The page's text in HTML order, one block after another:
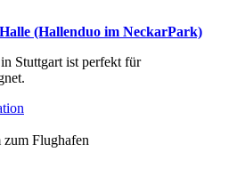
(Hallenduo im NeckarPark)
Stuttgart ist perfekt für
zum Flughafen